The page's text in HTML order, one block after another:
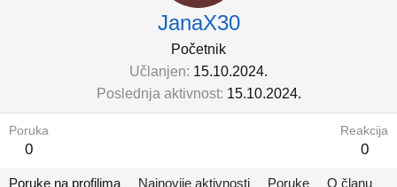
JanaX30
Početnik
Učlanjen 15.10.2024.
Poslednja aktivnost 15.10.2024.
Poruka
0
Reakcija
0
Poruke na profilima Najnovije aktivnosti Poruke O članu